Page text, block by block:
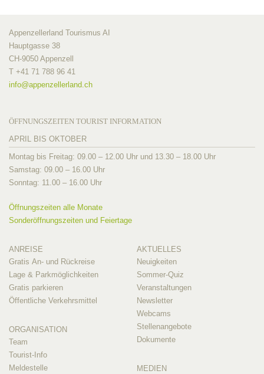
Appenzellerland Tourismus AI
Hauptgasse 38
CH-9050 Appenzell
T +41 71 788 96 41
info@appenzellerland.ch
ÖFFNUNGSZEITEN TOURIST INFORMATION
APRIL BIS OKTOBER
Montag bis Freitag: 09.00 – 12.00 Uhr und 13.30 – 18.00 Uhr
Samstag: 09.00 – 16.00 Uhr
Sonntag: 11.00 – 16.00 Uhr
Öffnungszeiten alle Monate
Sonderöffnungszeiten und Feiertage
ANREISE
Gratis An- und Rückreise
Lage & Parkmöglichkeiten
Gratis parkieren
Öffentliche Verkehrsmittel
ORGANISATION
Team
Tourist-Info
Meldestelle
AKTUELLES
Neuigkeiten
Sommer-Quiz
Veranstaltungen
Newsletter
Webcams
Stellenangebote
Dokumente
MEDIEN